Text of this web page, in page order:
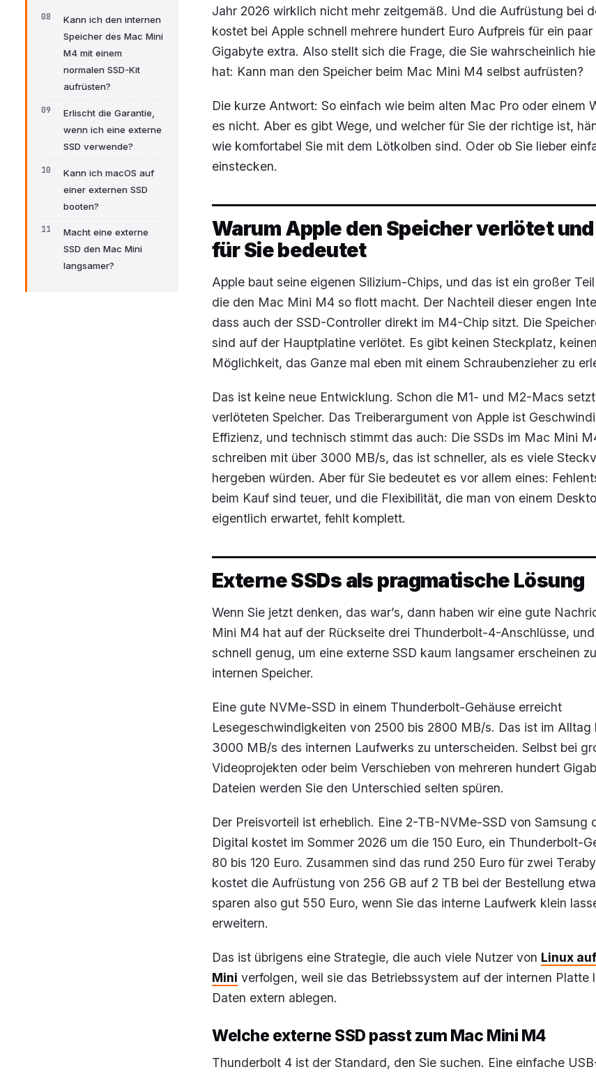
Kann ich den internen
Speicher des Mac Mini
M4 mit einem
normalen SSD-Kit
aufrüsten?
Erlischt die Garantie,
wenn ich eine externe
SSD verwende?
Kann ich macOS auf
einer externen SSD
booten?
Macht eine externe
SSD den Mac Mini
langsamer?
Jahr 2026 wirklich nicht mehr zeitgemäß. Und die Aufrüstung bei
kostet bei Apple schnell mehrere hundert Euro Aufpreis für ein
Gigabyte extra. Also stellt sich die Frage, die Sie wahrscheinlich
hat: Kann man den Speicher beim Mac Mini M4 selbst aufrüsten?
Die kurze Antwort: So einfach wie beim alten Mac Pro oder einem
es nicht. Aber es gibt Wege, und welcher für Sie der richtige ist,
wie komfortabel Sie mit dem Lötkolben sind. Oder ob Sie lieber
einstecken.
Warum Apple den Speicher verlötet
für Sie bedeutet
Apple baut seine eigenen Silizium-Chips, und das ist ein großer
die den Mac Mini M4 so flott macht. Der Nachteil dieser engen
dass auch der SSD-Controller direkt im M4-Chip sitzt. Die
sind auf der Hauptplatine verlötet. Es gibt keinen Steckplatz,
Möglichkeit, das Ganze mal eben mit einem Schraubenzieher zu
Das ist keine neue Entwicklung. Schon die M1- und M2-Macs
verlöteten Speicher. Das Treiberargument von Apple ist
Effizienz, und technisch stimmt das auch: Die SSDs im Mac Mini
schreiben mit über 3000 MB/s, das ist schneller, als es viele
hergeben würden. Aber für Sie bedeutet es vor allem eines:
beim Kauf sind teuer, und die Flexibilität, die man von einem
eigentlich erwartet, fehlt komplett.
Externe SSDs als pragmatische Lösung
Wenn Sie jetzt denken, das war’s, dann haben wir eine gute
Mini M4 hat auf der Rückseite drei Thunderbolt-4-Anschlüsse,
schnell genug, um eine externe SSD kaum langsamer erscheinen
internen Speicher.
Eine gute NVMe-SSD in einem Thunderbolt-Gehäuse erreicht
Lesegeschwindigkeiten von 2500 bis 2800 MB/s. Das ist im Alltag
3000 MB/s des internen Laufwerks zu unterscheiden. Selbst bei
Videoprojekten oder beim Verschieben von mehreren hundert
Dateien werden Sie den Unterschied selten spüren.
Der Preisvorteil ist erheblich. Eine 2-TB-NVMe-SSD von Samsung
Digital kostet im Sommer 2026 um die 150 Euro, ein Thunderbolt-
80 bis 120 Euro. Zusammen sind das rund 250 Euro für zwei
kostet die Aufrüstung von 256 GB auf 2 TB bei der Bestellung
sparen also gut 550 Euro, wenn Sie das interne Laufwerk klein
erweitern.
Das ist übrigens eine Strategie, die auch viele Nutzer von Linux
Mini verfolgen, weil sie das Betriebssystem auf der internen Platte
Daten extern ablegen.
Welche externe SSD passt zum Mac Mini M4
Thunderbolt 4 ist der Standard, den Sie suchen. Eine einfache